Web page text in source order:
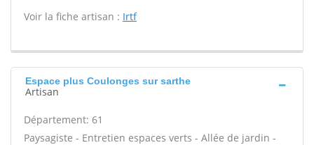
Voir la fiche artisan : Irtf
Espace plus Coulonges sur sarthe
Artisan
Département: 61
Paysagiste - Entretien espaces verts - Allée de jardin -